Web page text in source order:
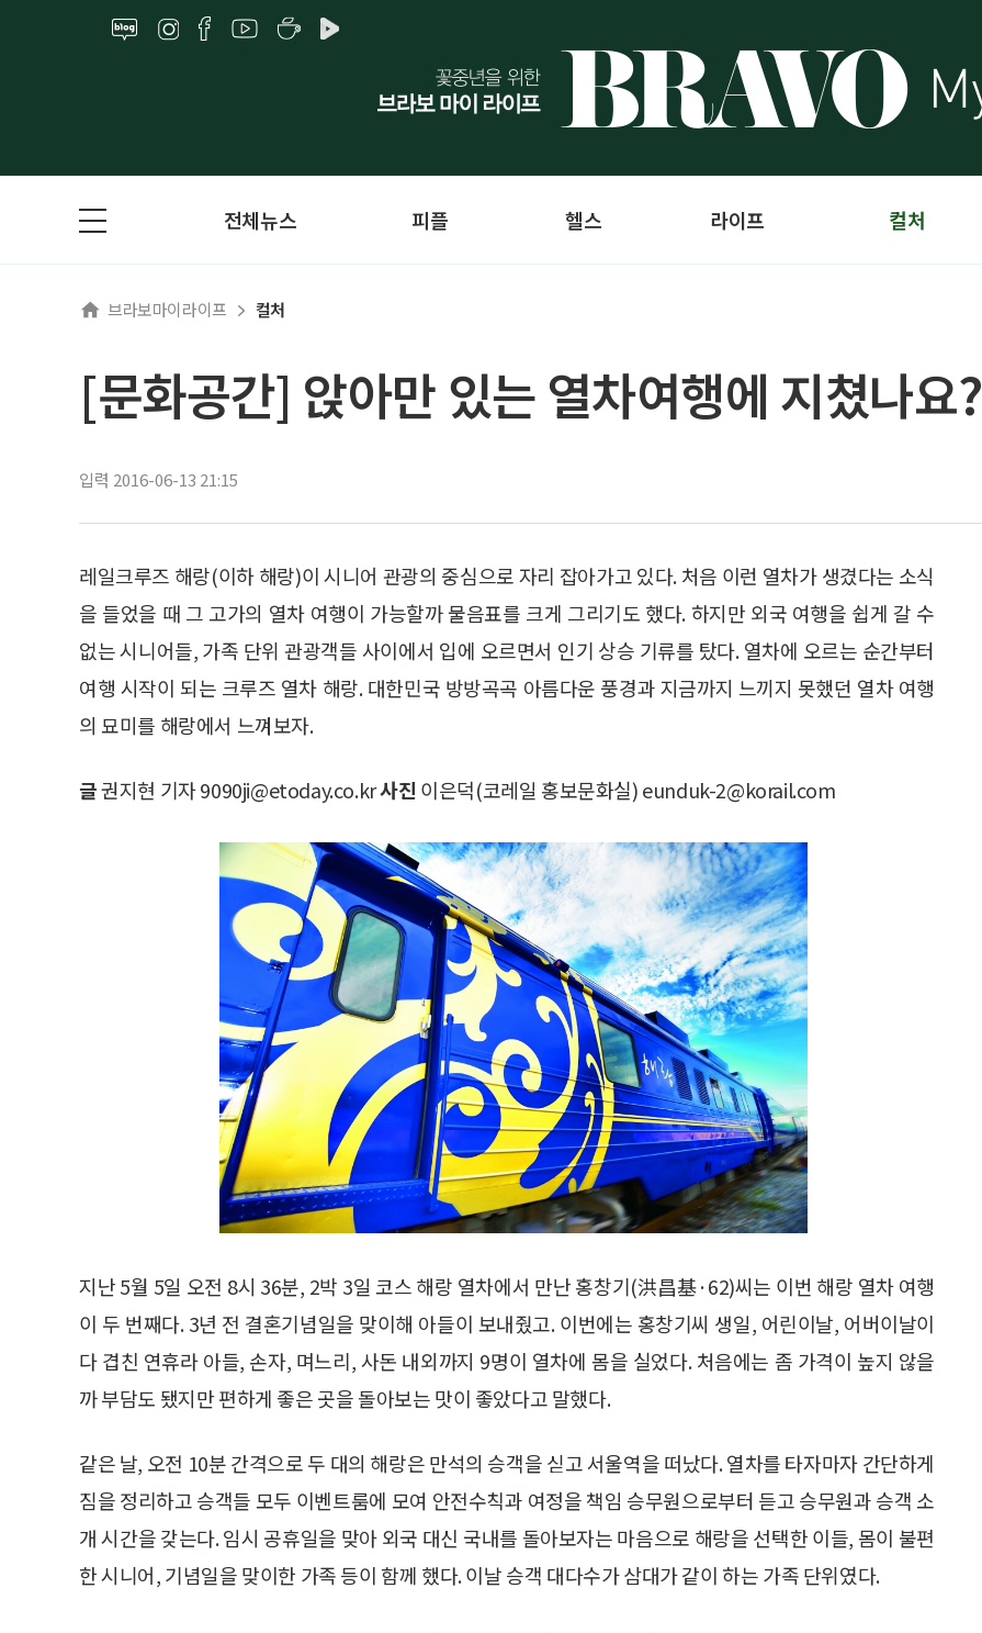
전체뉴스 피플 헬스 라이프 컬처
브라보마이라이프 컬처
[문화공간] 앉아만 있는 열차여행에 지쳤나요?
입력 2016-06-13 21:15
레일크루즈 해랑(이하 해랑)이 시니어 관광의 중심으로 자리 잡아가고 있다. 처음 이런 열차가 생겼다는 소식
을 들었을 때 그 고가의 열차 여행이 가능할까 물음표를 크게 그리기도 했다. 하지만 외국 여행을 쉽게 갈 수
없는 시니어들, 가족 단위 관광객들 사이에서 입에 오르면서 인기 상승 기류를 탔다. 열차에 오르는 순간부터
여행 시작이 되는 크루즈 열차 해랑. 대한민국 방방곡곡 아름다운 풍경과 지금까지 느끼지 못했던 열차 여행
의 묘미를 해랑에서 느껴보자.
글권지현 기자 9090ji@etoday.co.kr사진 이은덕(코레일 홍보문화실) eunduk-2@korail.com
지난 5월 5일 오전 8시 36분, 2박 3일 코스 해랑 열차에서 만난 홍창기(洪昌基·62)씨는 이번 해랑 열차 여행
이 두 번째다. 3년 전 결혼기념일을 맞이해 아들이 보내줬고. 이번에는 홍창기씨 생일, 어린이날, 어버이날이
다 겹친 연휴라 아들, 손자, 며느리, 사돈 내외까지 9명이 열차에 몸을 실었다. 처음에는 좀 가격이 높지 않을
까 부담도 됐지만 편하게 좋은 곳을 돌아보는 맛이 좋았다고 말했다.
같은 날, 오전 10분 간격으로 두 대의 해랑은 만석의 승객을 싣고 서울역을 떠났다. 열차를 타자마자 간단하게
짐을 정리하고 승객들 모두 이벤트룸에 모여 안전수칙과 여정을 책임 승무원으로부터 듣고 승무원과 승객 소
개 시간을 갖는다. 임시 공휴일을 맞아 외국 대신 국내를 돌아보자는 마음으로 해랑을 선택한 이들, 몸이 불편
한 시니어, 기념일을 맞이한 가족 등이 함께 했다. 이날 승객 대다수가 삼대가 같이 하는 가족 단위였다.